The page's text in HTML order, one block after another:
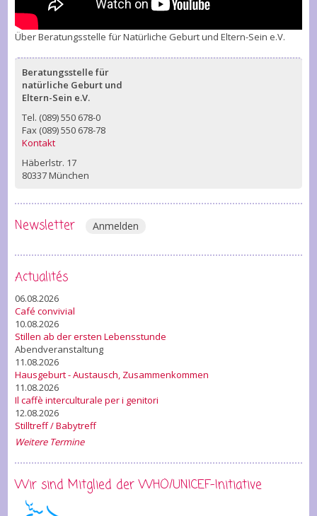
Über Beratungsstelle für Natürliche Geburt und Eltern-Sein e.V.
Beratungsstelle für
natürliche Geburt und
Eltern-Sein e.V.
Tel. (089) 550 678-0
Fax (089) 550 678-78
Kontakt
Häberlstr. 17
80337 München
Newsletter Anmelden
Actualités
06.08.2026
Café convivial
10.08.2026
Stillen ab der ersten Lebensstunde
Abendveranstaltung
11.08.2026
Hausgeburt - Austausch, Zusammenkommen
11.08.2026
Il caffè interculturale per i genitori
12.08.2026
Stilltreff / Babytreff
Weitere Termine
Wir sind Mitglied der WHO/UNICEF-Initiative